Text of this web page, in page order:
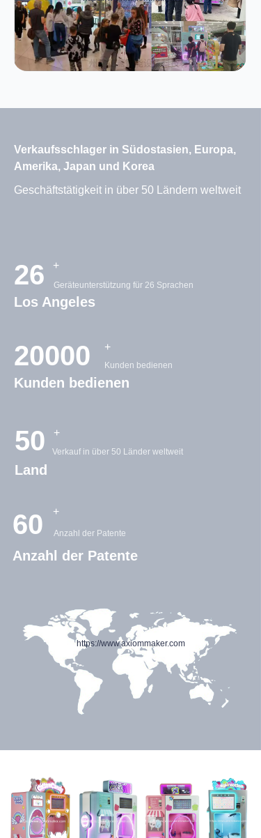
Verkaufsschlager in Südostasien, Europa,
Amerika, Japan und Korea
Geschäftstätigkeit in über 50 Ländern weltweit
26 +
Geräteunterstützung für 26 Sprachen
Los Angeles
50 +
Verkauf in über 50 Länder weltweit
Land
20000 Kunden bedienen
+
Kunden bedienen
60 +
Anzahl der Patente
Anzahl der Patente
https://www.axiommaker.com